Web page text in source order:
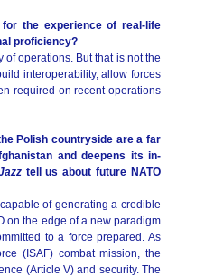
the experience of real-life
proficiency?
operations. But that is not the
interoperability, allow forces
required on recent operations
Polish countryside are a far
and deepens its in-
tell us about future NATO
of generating a credible
on the edge of a new paradigm
to a force prepared. As
(ISAF) combat mission, the
(Article V) and security. The